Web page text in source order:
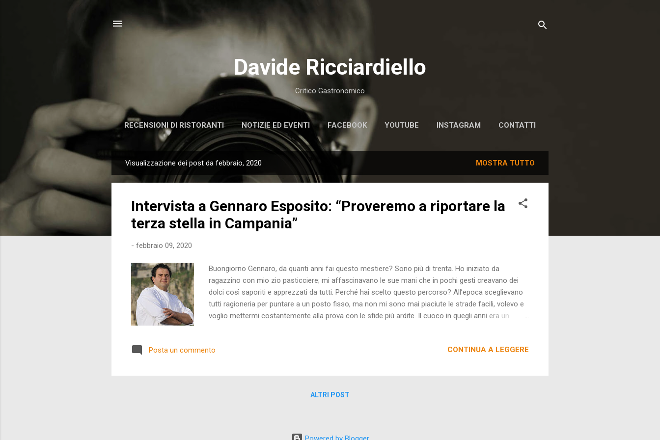
Davide Ricciardiello
Critico Gastronomico
RECENSIONI DI RISTORANTI NOTIZIE ED EVENTI FACEBOOK YOUTUBE INSTAGRAM CONTATTI
o
Visualizzazione dei post da febbraio, 2020 MOSTRA TUTTO
Intervista a Gennaro Esposito: “Proveremo a riportare la
terza stella in Campania”
- febbraio 09, 2020
Buongiorno Gennaro, da quanti anni fai questo mestiere? Sono più di trenta. Ho iniziato da
ragazzino con mio zio pasticciere; mi affascinavano le sue mani che in pochi gesti creavano dei
dolci così saporiti e apprezzati da tutti. Perché hai scelto questo percorso? All’epoca sceglievano
tutti ragioneria per puntare a un posto fisso, ma non mi sono mai piaciute le strade facili, volevo e
voglio mettermi costantemente alla prova con le sfide più ardite. Il cuoco in quegli anni era un
Mustafà, a pochi metri da qui, dove ho iniziato preparando i crocchè di patate. Sono rimasto
Posta un commento CONTINUA A LEGGERE
ALTRI POST